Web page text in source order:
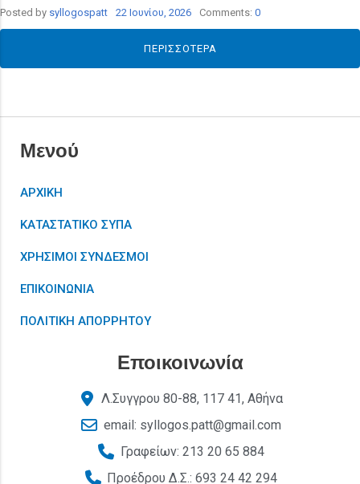
Posted by syllogospatt 22 Ιουνίου, 2026 Comments: 0
ΠΕΡΙΣΣΌΤΕΡΑ
Μενού
ΑΡΧΙΚΗ
ΚΑΤΑΣΤΑΤΙΚΟ ΣΥΠΑ
ΧΡΗΣΙΜΟΙ ΣΥΝΔΕΣΜΟΙ
ΕΠΙΚΟΙΝΩΝΙΑ
ΠΟΛΙΤΙΚΗ ΑΠΟΡΡΗΤΟΥ
Εποικοινωνία
Λ.Συγγρου 80-88, 117 41, Αθήνα
email: syllogos.patt@gmail.com
Γραφείων: 213 20 65 884
Προέδρου Δ.Σ.: 693 24 42 294